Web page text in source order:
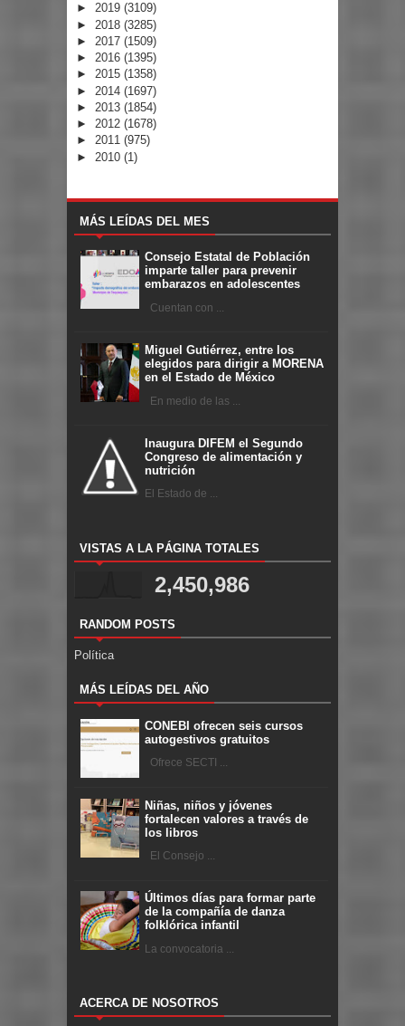
► 2019 (3109)
► 2018 (3285)
► 2017 (1509)
► 2016 (1395)
► 2015 (1358)
► 2014 (1697)
► 2013 (1854)
► 2012 (1678)
► 2011 (975)
► 2010 (1)
MÁS LEÍDAS DEL MES
Consejo Estatal de Población
imparte taller para prevenir
embarazos en adolescentes
Cuentan con ...
Miguel Gutiérrez, entre los
elegidos para dirigir a MORENA
en el Estado de México
En medio de las ...
Inaugura DIFEM el Segundo
Congreso de alimentación y
nutrición
El Estado de ...
VISTAS A LA PÁGINA TOTALES
2,450,986
RANDOM POSTS
Política
MÁS LEÍDAS DEL AÑO
CONEBI ofrecen seis cursos
autogestivos gratuitos
Ofrece SECTI ...
Niñas, niños y jóvenes
fortalecen valores a través de
los libros
El Consejo ...
Últimos días para formar parte
de la compañía de danza
folklórica infantil
La convocatoria ...
ACERCA DE NOSOTROS